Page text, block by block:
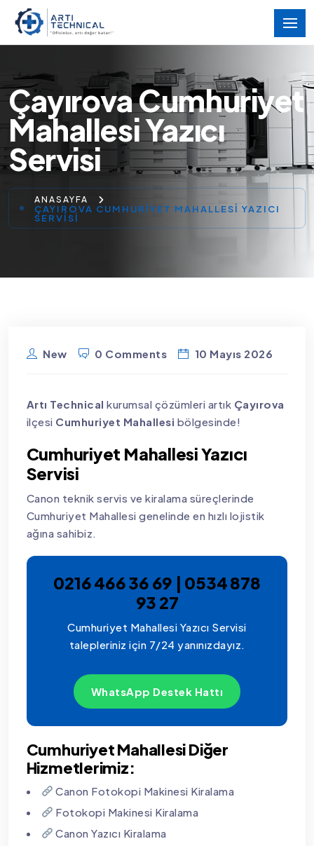
Çayırova Cumhuriyet
Mahallesi Yazıcı
Servisi
ANASAYFA
ÇAYIROVA CUMHURIYET MAHALLESI YAZICI
SERVISI
New 0 Comments 10 Mayıs 2026
Artı Technical kurumsal çözümleri artık Çayırova
ilçesi Cumhuriyet Mahallesi bölgesinde!
Cumhuriyet Mahallesi Yazıcı
Servisi
Canon teknik servis ve kiralama süreçlerinde
Cumhuriyet Mahallesi genelinde en hızlı lojistik
ağına sahibiz.
0216 466 36 69 | 0534 878
93 27
Cumhuriyet Mahallesi Yazıcı Servisi
talepleriniz için 7/24 yanınızdayız.
WhatsApp Destek Hattı
Cumhuriyet Mahallesi Diğer
Hizmetlerimiz:
Canon Fotokopi Makinesi Kiralama
Fotokopi Makinesi Kiralama
Canon Yazıcı Kiralama